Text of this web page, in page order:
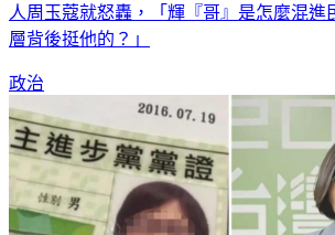
人周玉蔻就怒轟，「輝『哥』是怎麼混進
層背後挺他的？」
政治